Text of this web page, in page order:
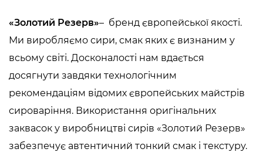
«Золотий Резерв»– бренд європейської якості.
Ми виробляємо сири, смак яких є визнаним у
всьому світі. Досконалості нам вдається
досягнути завдяки технологічним
рекомендаціям відомих європейських майстрів
сироваріння. Використання оригінальних
заквасок у виробництві сирів «Золотий Резерв»
забезпечує автентичний тонкий смак і текстуру.